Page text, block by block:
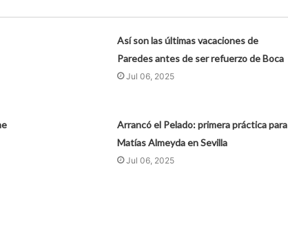
Así son las últimas vacaciones de
Paredes antes de ser refuerzo de Boca
Jul 06, 2025
Arrancó el Pelado: primera práctica para
Matías Almeyda en Sevilla
Jul 06, 2025